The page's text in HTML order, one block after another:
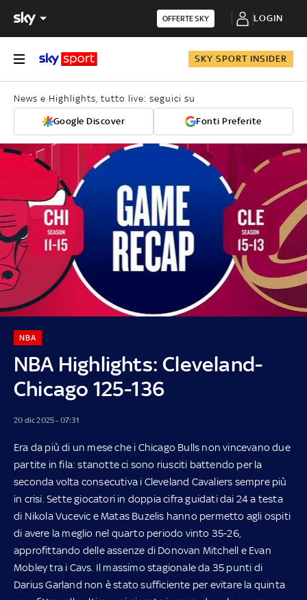
OFFERTE SKY LOGIN
SKY SPORT INSIDER
News e Highlights, tutto live: seguici su
Google Discover Fonti Preferite
NBA Highlights: Cleveland-
Chicago 125-136
NBA
20 dic 2025 - 07:31
Era da più di un mese che i Chicago Bulls non vincevano due
partite in fila: stanotte ci sono riusciti battendo per la
seconda volta consecutiva i Cleveland Cavaliers sempre più
in crisi. Sette giocatori in doppia cifra guidati dai 24 a testa
di Nikola Vucevic e Matas Buzelis hanno permetto agli ospiti
di avere la meglio nel quarto periodo vinto 35-26,
approfittando delle assenze di Donovan Mitchell e Evan
Mobley tra i Cavs. Il massimo stagionale da 35 punti di
Darius Garland non è stato sufficiente per evitare la quinta